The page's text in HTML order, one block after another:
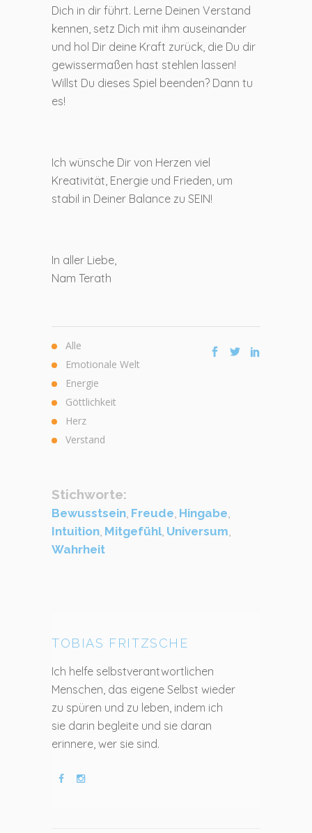
Dich in dir führt. Lerne Deinen Verstand
kennen, setz Dich mit ihm auseinander
und hol Dir deine Kraft zurück, die Du dir
gewissermaßen hast stehlen lassen!
Willst Du dieses Spiel beenden? Dann tu
es!
Ich wünsche Dir von Herzen viel
Kreativität, Energie und Frieden, um
stabil in Deiner Balance zu SEIN!
In aller Liebe,
Nam Terath
Alle
Emotionale Welt
Energie
Göttlichkeit
Herz
Verstand
Stichworte:
Bewusstsein Freude Hingabe
Intuition Mitgefühl, Universum
Wahrheit
TOBIAS FRITZSCHE
Ich helfe selbstverantwortlichen
Menschen, das eigene Selbst wieder
zu spüren und zu leben, indem ich
sie darin begleite und sie daran
erinnere, wer sie sind.